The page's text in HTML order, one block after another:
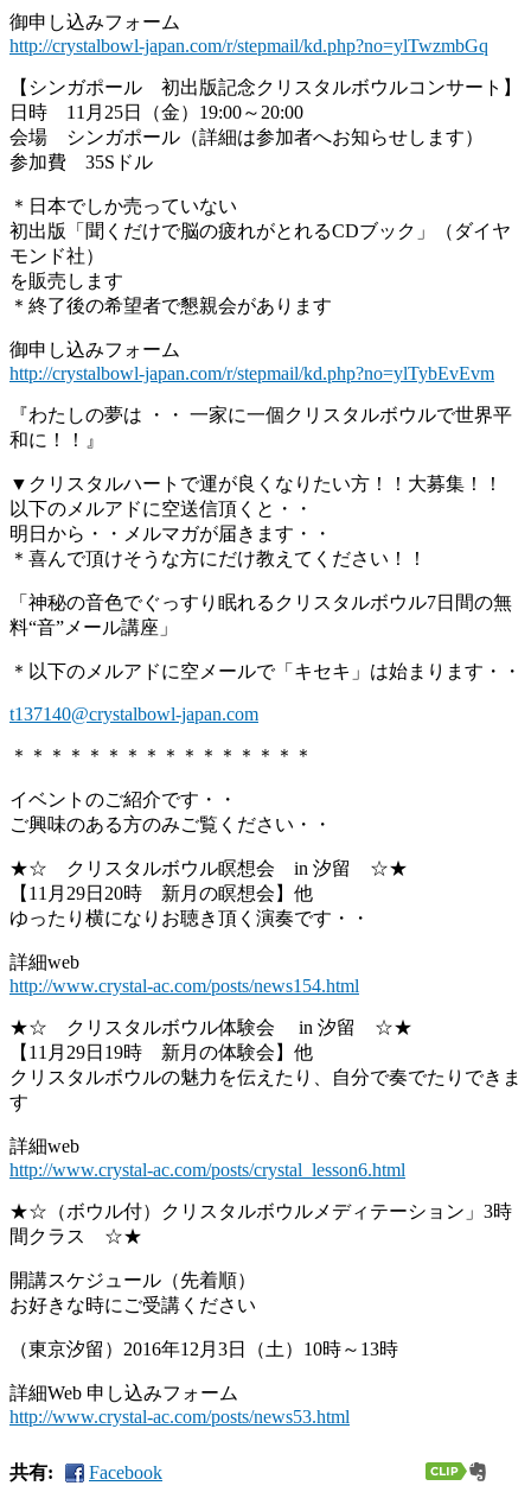
御申し込みフォーム
http://crystalbowl-japan.com/r/stepmail/kd.php?no=ylTwzmbGq
【シンガポール 初出版記念クリスタルボウルコンサート】
日時 11月25日（金）19:00～20:00
会場 シンガポール（詳細は参加者へお知らせします）
参加費 35Sドル
＊日本でしか売っていない
初出版「聞くだけで脳の疲れがとれるCDブック」（ダイヤ
モンド社）
を販売します
＊終了後の希望者で懇親会があります
御申し込みフォーム
http://crystalbowl-japan.com/r/stepmail/kd.php?no=ylTybEvEvm
『わたしの夢は ・・ 一家に一個クリスタルボウルで世界平
和に！！』
▼クリスタルハートで運が良くなりたい方！！大募集！！
以下のメルアドに空送信頂くと・・
明日から・・メルマガが届きます・・
＊喜んで頂けそうな方にだけ教えてください！！
「神秘の音色でぐっすり眠れるクリスタルボウル7日間の無
料“音”メール講座」
＊以下のメルアドに空メールで「キセキ」は始まります・・
t137140@crystalbowl-japan.com
＊＊＊＊＊＊＊＊＊＊＊＊＊＊＊＊
イベントのご紹介です・・
ご興味のある方のみご覧ください・・
★☆ クリスタルボウル瞑想会 in 汐留 ☆★
【11月29日20時 新月の瞑想会】他
ゆったり横になりお聴き頂く演奏です・・
詳細web
http://www.crystal-ac.com/posts/news154.html
★☆ クリスタルボウル体験会 in 汐留 ☆★
【11月29日19時 新月の体験会】他
クリスタルボウルの魅力を伝えたり、自分で奏でたりできま
す
詳細web
http://www.crystal-ac.com/posts/crystal_lesson6.html
★☆（ボウル付）クリスタルボウルメディテーション」3時
間クラス ☆★
開講スケジュール（先着順）
お好きな時にご受講ください
（東京汐留）2016年12月3日（土）10時～13時
詳細Web 申し込みフォーム
http://www.crystal-ac.com/posts/news53.html
共有: Facebook